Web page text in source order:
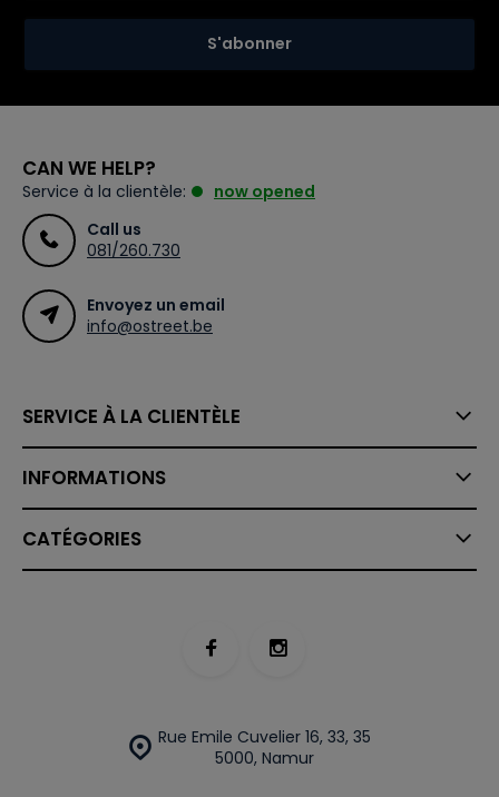
S'abonner
CAN WE HELP?
Service à la clientèle:
now opened
Call us
081/260.730
Envoyez un email
info@ostreet.be
SERVICE À LA CLIENTÈLE
INFORMATIONS
CATÉGORIES
Rue Emile Cuvelier 16, 33, 35
5000, Namur